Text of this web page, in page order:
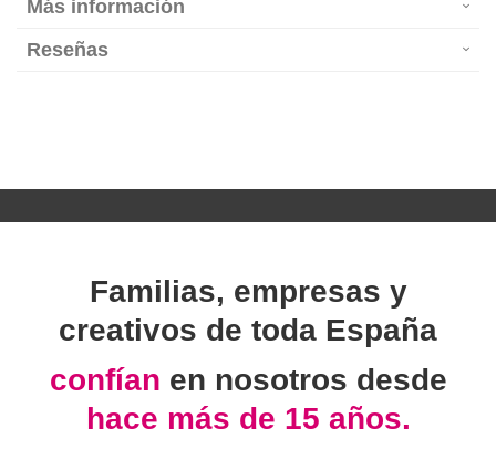
Más información
Reseñas
Familias, empresas y
creativos de toda España
confían en nosotros desde
hace más de 15 años.